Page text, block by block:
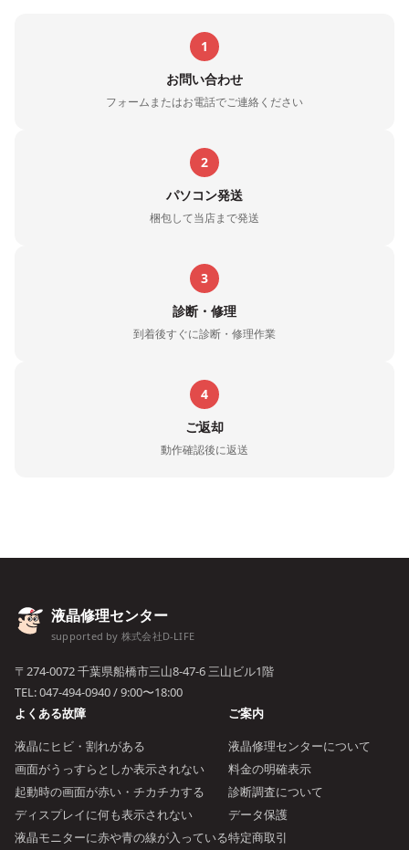
1
お問い合わせ
フォームまたはお電話でご連絡ください
2
パソコン発送
梱包して当店まで発送
3
診断・修理
到着後すぐに診断・修理作業
4
ご返却
動作確認後に返送
液晶修理センター
supported by 株式会社D-LIFE
〒274-0072 千葉県船橋市三山8-47-6 三山ビル1階
TEL:047-494-0940/ 9:00〜18:00
よくある故障
液晶にヒビ・割れがある
画面がうっすらとしか表示されない
起動時の画面が赤い・チカチカする
ディスプレイに何も表示されない
液晶モニターに赤や青の線が入っている
ご案内
液晶修理センターについて
料金の明確表示
診断調査について
データ保護
特定商取引